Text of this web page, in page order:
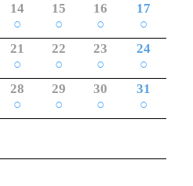
14
○
15
○
16
○
17
○
21
○
22
○
23
○
24
○
28
○
29
○
30
○
31
○